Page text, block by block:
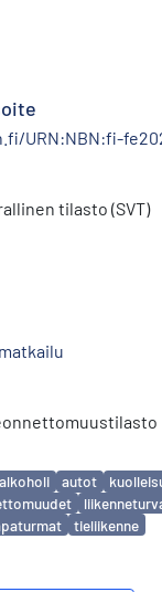
URN:NBN:fi-
tilasto (SVT)
alkoholi autot
tieliikenne